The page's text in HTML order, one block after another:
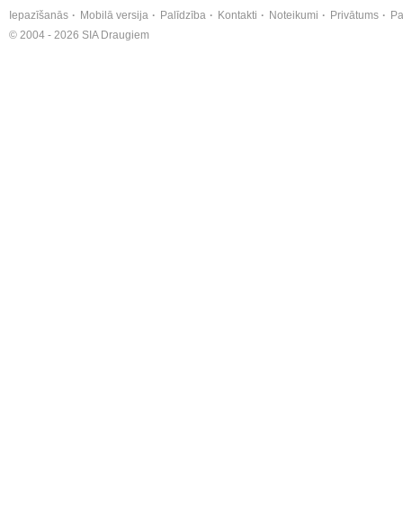
Iepazīšanās Mobilā versija Palīdzība Kontakti Noteikumi Privātums
© 2004 - 2026 SIA Draugiem